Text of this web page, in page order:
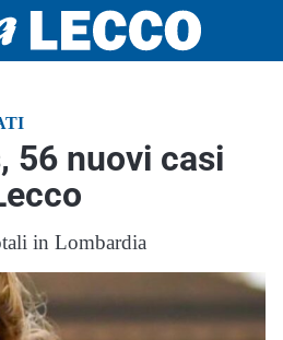
56 nuovi casi
in Lombardia